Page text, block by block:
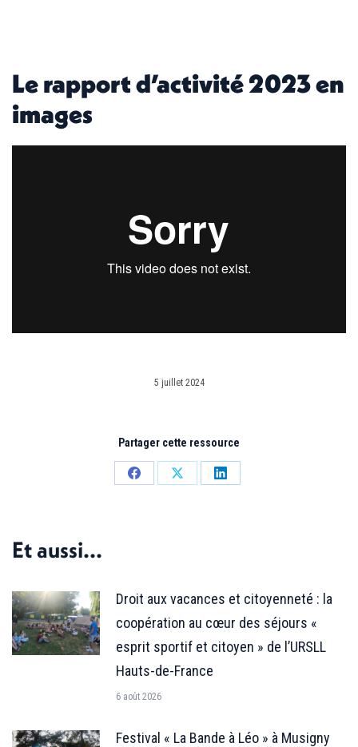
Le rapport d’activité 2023 en
images
5 juillet 2024
Partager cette ressource
PartagerPartagerPartager
Et aussi...
Droit aux vacances et citoyenneté : la
coopération au cœur des séjours «
esprit sportif et citoyen » de l’URSLL
Hauts-de-France
6 août 2026
Festival « La Bande à Léo » à Musigny